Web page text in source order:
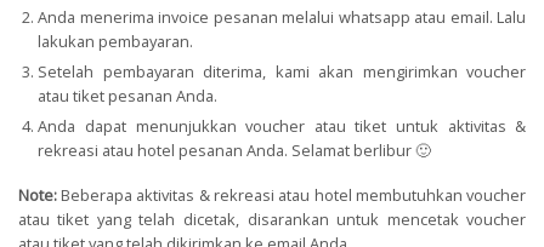
Anda menerima invoice pesanan melalui whatsapp atau email. Lalu
lakukan pembayaran.
Setelah pembayaran diterima, kami akan mengirimkan voucher
atau tiket pesanan Anda.
Anda dapat menunjukkan voucher atau tiket untuk aktivitas &
rekreasi atau hotel pesanan Anda. Selamat berlibur 🙂
Note: Beberapa aktivitas & rekreasi atau hotel membutuhkan voucher
atau tiket yang telah dicetak, disarankan untuk mencetak voucher